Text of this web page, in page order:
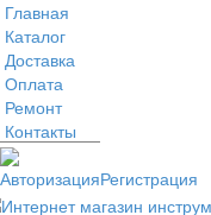
Главная
Каталог
Доставка
Оплата
Ремонт
Контакты
АвторизацияРегистрация